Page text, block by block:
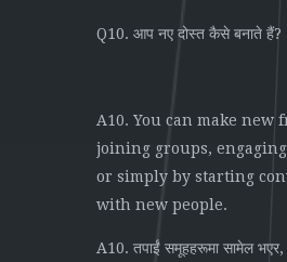
Q10. आप नए दोस्त कैसे बनाते हैं?
A10. You can make new
joining groups,
or simply by starting
with new people.
A10. तपाईं समूहहरूमा सामेल